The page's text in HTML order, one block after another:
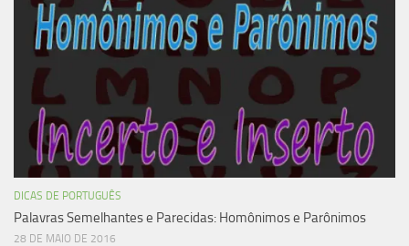
DICAS DE PORTUGUÊS
Palavras Semelhantes e Parecidas: Homônimos e Parônimos
28 DE MAIO DE 2016